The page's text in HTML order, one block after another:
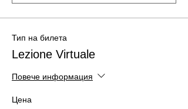
Тип на билета
Lezione Virtuale
Повече информация
Цена